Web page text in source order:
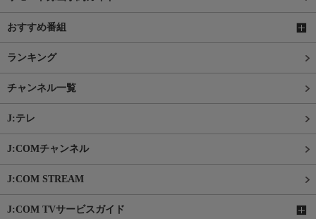
おすすめ番組
ランキング
チャンネル一覧
J:テレ
J:COMチャンネル
J:COM STREAM
J:COM TVサービスガイド